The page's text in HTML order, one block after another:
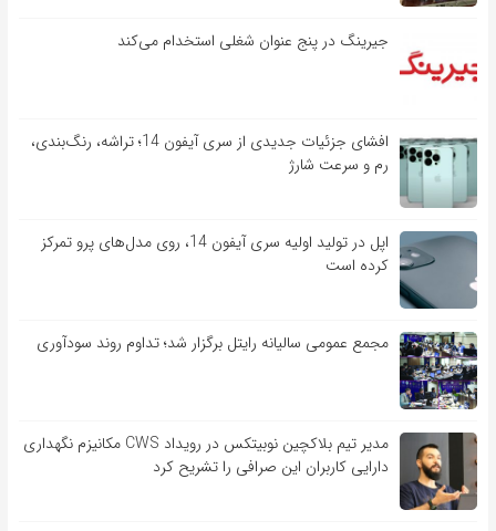
جیرینگ در پنج عنوان شغلی استخدام می‌کند
افشای جزئیات جدیدی از سری آیفون 14؛ تراشه، رنگ‌بندی،
رم و سرعت شارژ
اپل در تولید اولیه سری آیفون 14، روی مدل‌های پرو تمرکز
کرده است
مجمع عمومی سالیانه رایتل برگزار شد؛ تداوم روند سودآوری
مدیر تیم بلاکچین نوبیتکس در رویداد CWS مکانیزم نگهداری
دارایی کاربران این صرافی را تشریح کرد